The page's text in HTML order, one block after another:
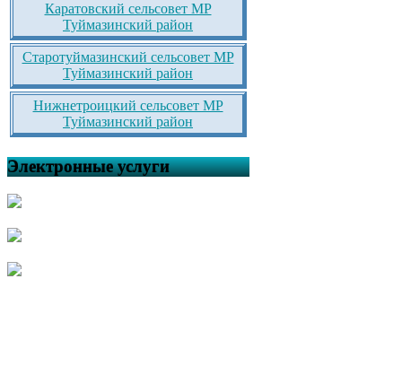
Каратовский сельсовет МР
Туймазинский район
Старотуймазинский сельсовет МР
Туймазинский район
Нижнетроицкий сельсовет МР
Туймазинский район
Электронные услуги